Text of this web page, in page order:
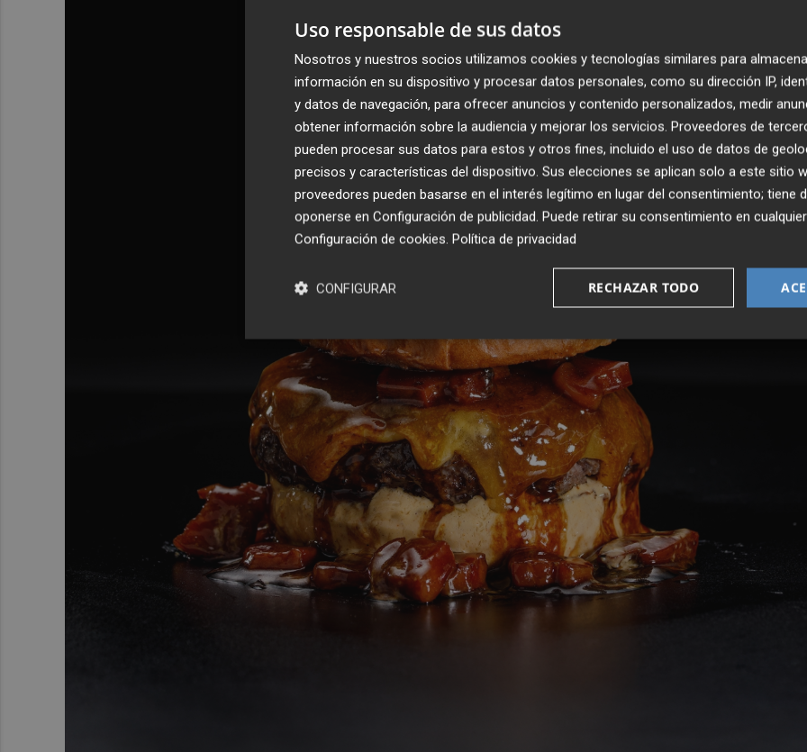
Uso responsable de sus datos
Nosotros y nuestros socios utilizamos cookies y tecnologías similares para
información en su dispositivo y procesar datos personales, como su dirección IP,
y datos de navegación, para ofrecer anuncios y contenido personalizados, medir
obtener información sobre la audiencia y mejorar los servicios. Proveedores de
pueden procesar sus datos para estos y otros fines, incluido el uso de datos de
precisos y características del dispositivo. Sus elecciones se aplican solo a este sitio
proveedores pueden basarse en el interés legítimo en lugar del consentimiento; tiene
oponerse en Configuración de publicidad. Puede retirar su consentimiento en
Configuración de cookies. Política de privacidad
RECHAZAR TODO
CONFIGURAR